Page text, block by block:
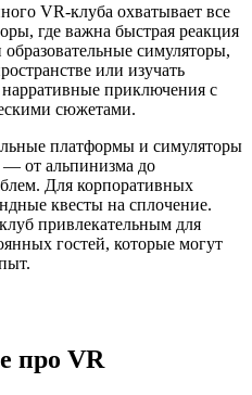
VR-клуба охватывает все
где важна быстрая реакция
симуляторы,
или изучать
приключения с
сюжетами.
платформы и симуляторы
от альпинизма до
Для корпоративных
квесты на сплочение.
привлекательным для
гостей, которые могут
про VR